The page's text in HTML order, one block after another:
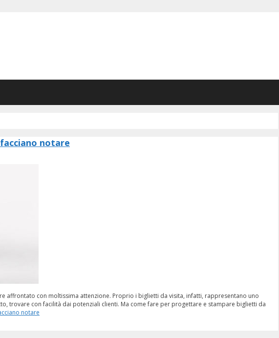
notare
affrontato con moltissima attenzione. Proprio i biglietti da visita, infatti, rappresentano uno
trovare con facilità dai potenziali clienti. Ma come fare per progettare e stampare biglietti da
notare